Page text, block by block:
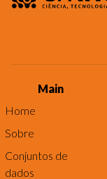
Main
Home
Sobre
Conjuntos de
dados